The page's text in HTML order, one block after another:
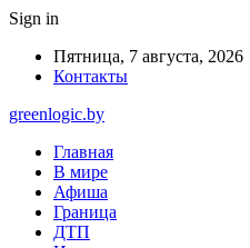
Sign in
Пятница, 7 августа, 2026
Контакты
greenlogic.by
Главная
В мире
Афиша
Граница
ДТП